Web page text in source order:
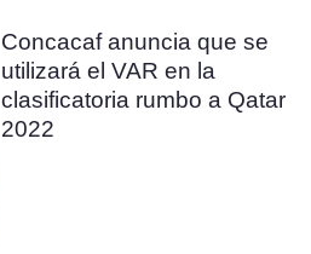
Concacaf anuncia que se
utilizará el VAR en la
clasificatoria rumbo a Qatar
2022